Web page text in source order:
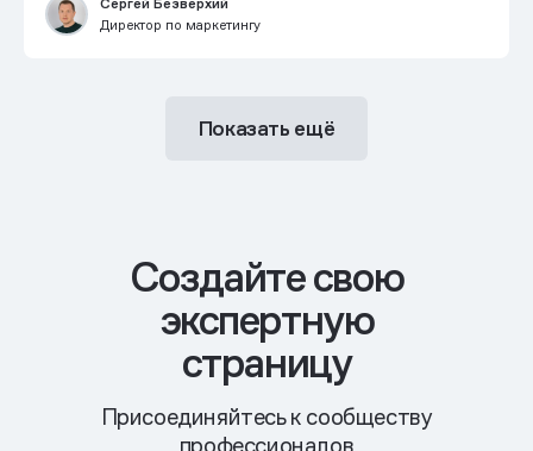
Директор по маркетингу
Показать ещё
Cоздайте свою
экспертную
страницу
Присоединяйтесь к сообществу